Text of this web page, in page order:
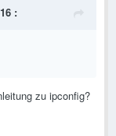
:
zu ipconfig?